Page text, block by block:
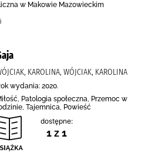
w Makowie Mazowieckim
KAROLINA, WÓJCIAK, KAROLINA
wydania: 2020.
Patologia społeczna, Przemoc w
Tajemnica, Powieść
dostępne:
1 z 1